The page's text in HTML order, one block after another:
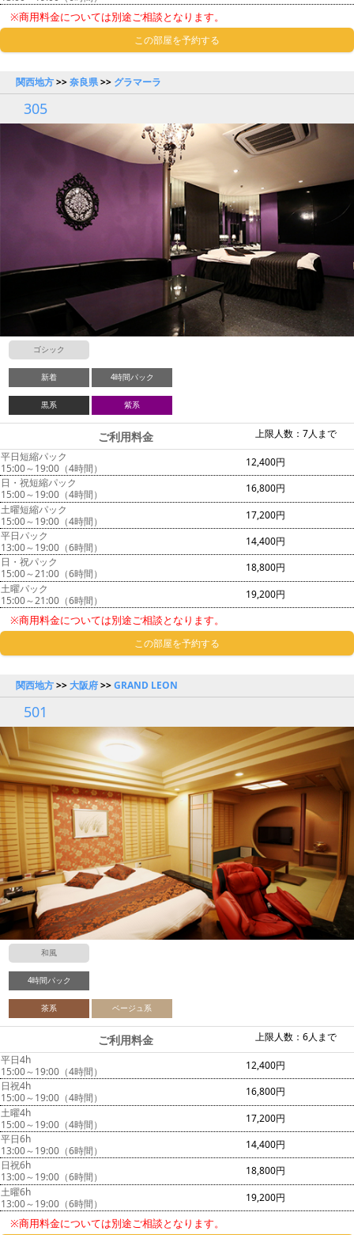
※商用料金については別途ご相談となります。
この部屋を予約する
関西地方>>奈良県>> グラマーラ
305
ゴシック
新着 4時間パック
黒系 紫系
上限人数：7人まで
ご利用料金
平日短縮パック
15:00～19:00（4時間）
12,400円
日・祝短縮パック
15:00～19:00（4時間）
16,800円
土曜短縮パック
15:00～19:00（4時間）
17,200円
平日パック
13:00～19:00（6時間）
14,400円
日・祝パック
15:00～21:00（6時間）
18,800円
土曜パック
15:00～21:00（6時間）
19,200円
※商用料金については別途ご相談となります。
この部屋を予約する
関西地方>>大阪府>>GRAND LEON
501
和風
4時間パック
茶系 ベージュ系
上限人数：6人まで
ご利用料金
平日4h
15:00～19:00（4時間）
12,400円
日祝4h
15:00～19:00（4時間）
16,800円
土曜4h
15:00～19:00（4時間）
17,200円
平日6h
13:00～19:00（6時間）
14,400円
日祝6h
13:00～19:00（6時間）
18,800円
土曜6h
13:00～19:00（6時間）
19,200円
※商用料金については別途ご相談となります。